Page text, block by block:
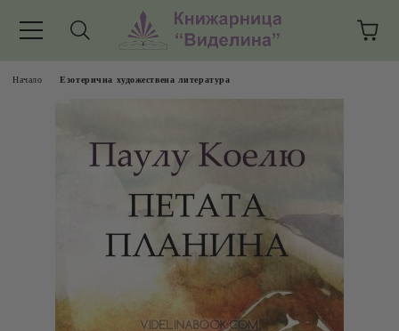
Начало Езотерична художествена литература